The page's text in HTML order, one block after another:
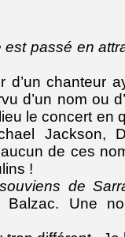
passé en
d’un chanteur
d’un nom ou
le concert en
Jackson,
de ces
!
de
Une